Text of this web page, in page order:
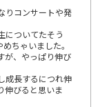
りコンサートや発
についてたそう
ちゃいました。
が、やっぱり伸び
成長するにつれ伸
伸びると思いま